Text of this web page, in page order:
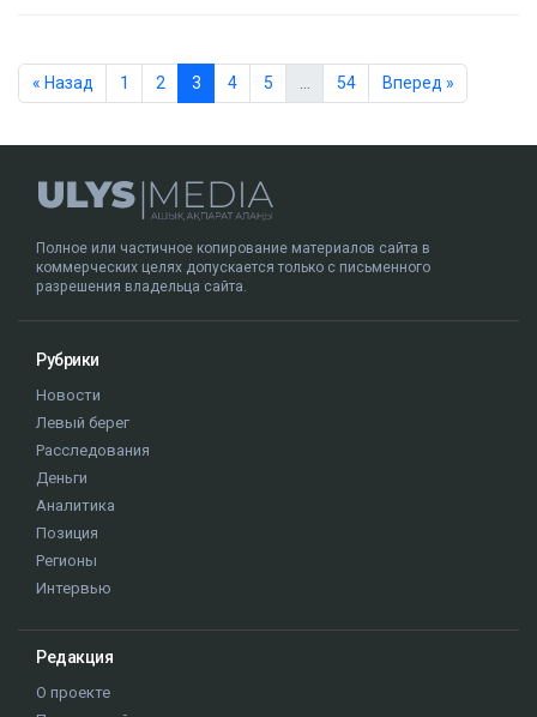
« Назад 1 2 3 4 5 … 54 Вперед »
Полное или частичное копирование материалов сайта в
коммерческих целях допускается только с письменного
разрешения владельца сайта.
Рубрики
Новости
Левый берег
Расследования
Деньги
Аналитика
Позиция
Регионы
Интервью
Редакция
О проекте